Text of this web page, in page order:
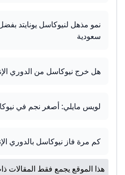
نمو مذهل لنيوكاسل يونايتد
سعودية
هل خرج نيوكاسل من الدوري
لويس مايلي: أصغر نجم في
كم مرة فاز نيوكاسل بالدوري
هذا الموقع يجمع فقط المقالات